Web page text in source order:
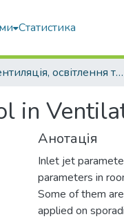
Статистика
Вентиляція, освітлення та теплогазопостачання
in
Анотація
Inlet jet
parameters in
Some of them
applied on